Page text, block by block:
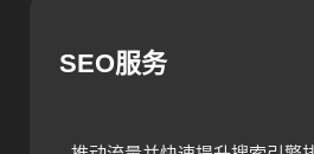
SEO服务